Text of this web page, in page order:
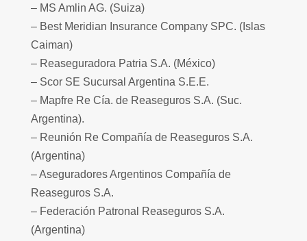
– MS Amlin AG. (Suiza)
– Best Meridian Insurance Company SPC. (Islas
Caiman)
– Reaseguradora Patria S.A. (México)
– Scor SE Sucursal Argentina S.E.E.
– Mapfre Re Cía. de Reaseguros S.A. (Suc.
Argentina).
– Reunión Re Compañía de Reaseguros S.A.
(Argentina)
– Aseguradores Argentinos Compañía de
Reaseguros S.A.
– Federación Patronal Reaseguros S.A.
(Argentina)